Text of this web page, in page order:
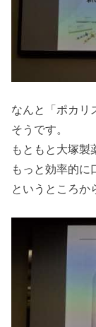
なんと「ポカリ
そうです。
もともと大塚製
もっと効率的に
というところか